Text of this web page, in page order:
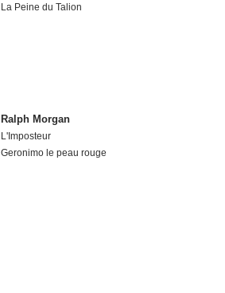
La Peine du Talion
Ralph Morgan
L'Imposteur
Geronimo le peau rouge